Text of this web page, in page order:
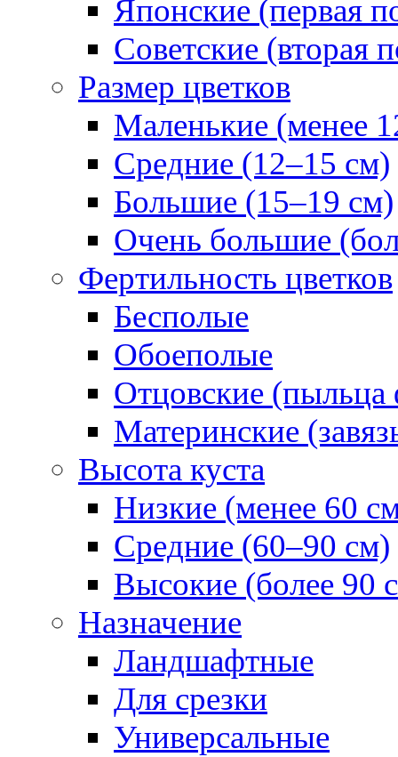
Японские (первая
Советские (вторая
Размер цветков
Маленькие (менее
Средние (12–15 см)
Большие (15–19 см)
Очень большие
Фертильность цветков
Бесполые
Обоеполые
Отцовские (пыльца
Материнские
Высота куста
Низкие (менее 60
Средние (60–90 см)
Высокие (более 90
Назначение
Ландшафтные
Для срезки
Универсальные